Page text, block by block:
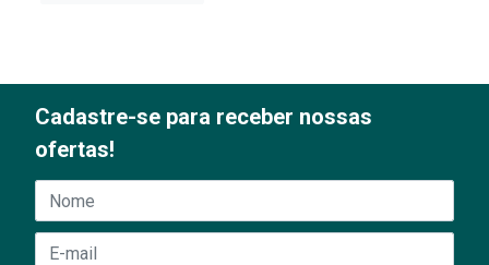
Cadastre-se para receber nossas
ofertas!